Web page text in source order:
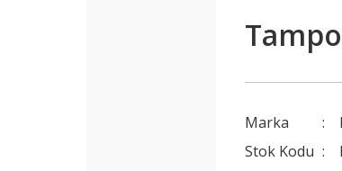
Marka
Stok Kodu